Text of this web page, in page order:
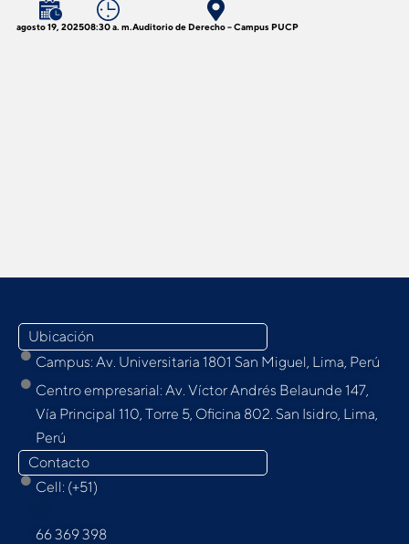
agosto 19, 202508:30 a. m.Auditorio de Derecho – Campus PUCP
Ubicación
Campus: Av. Universitaria 1801 San Miguel, Lima, Perú
Centro empresarial: Av. Víctor Andrés Belaunde 147,
Vía Principal 110, Torre 5, Oﬁcina 802. San Isidro, Lima,
Perú
Contacto
Cell: (+51)
66 369 398